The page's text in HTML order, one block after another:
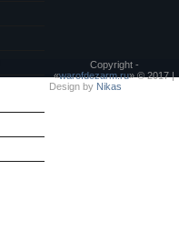
Copyright -
«warofdezarm.ru» © 2017 |
Design by Nikas